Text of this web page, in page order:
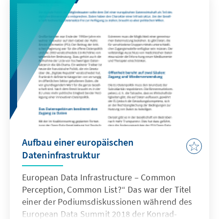
Hintergrund wird im vorliegenden Papier
analysiert, welche militärpolitischen
Implikationen die russischen
Vertragsverletzungen sowie eine (beidseitige)
Aufkündigung des INF haben könnten.
Außerdem werden Handlungsoptionen
Deutschlands und der Europäer innerhalb der
NATO beleuchtet.
Aufbau einer europäischen
Dateninfrastruktur
European Data Infrastructure – Common
Perception, Common List?“ Das war der Titel
einer der Podiumsdiskussionen während des
European Data Summit 2018 der Konrad-